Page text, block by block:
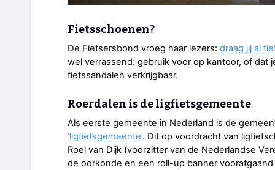
Fietsschoenen?
De Fietsersbond vroeg haar lezers: draag jij al
wel verrassend: gebruik voor op kantoor, of dat
fietssandalen verkrijgbaar.
Roerdalen is de ligfietsgemeente
Als eerste gemeente in Nederland is de
‘ligfietsgemeente’. Dit op voordracht van
Roel van Dijk (voorzitter van de Nederlandse
de oorkonde en een roll-up banner